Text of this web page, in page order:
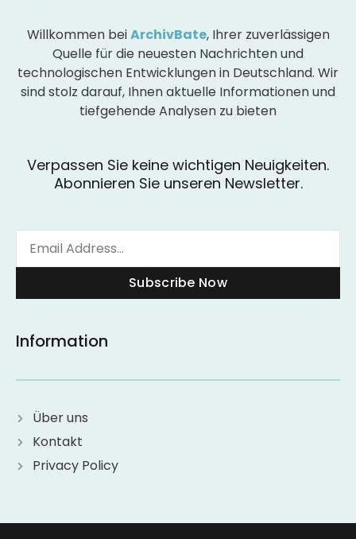
Willkommen beiArchivBate, Ihrer zuverlässigen
Quelle für die neuesten Nachrichten und
technologischen Entwicklungen in Deutschland. Wir
sind stolz darauf, Ihnen aktuelle Informationen und
tiefgehende Analysen zu bieten
Verpassen Sie keine wichtigen Neuigkeiten.
Abonnieren Sie unseren Newsletter.
Subscribe Now
Information
Über uns
Kontakt
Privacy Policy